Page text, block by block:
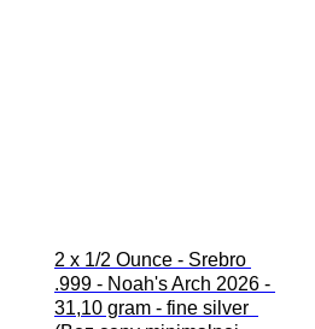
2 x 1/2 Ounce - Srebro
.999 - Noah's Arch 2026 -
31,10 gram - fine silver